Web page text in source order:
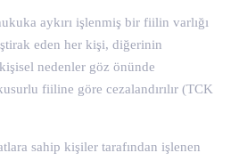
aykırı işlenmiş bir fiilin varlığı
eden her kişi, diğerinin
kişisel nedenler göz önünde
fiiline göre cezalandırılır (TCK
sahip kişiler tarafından işlenen